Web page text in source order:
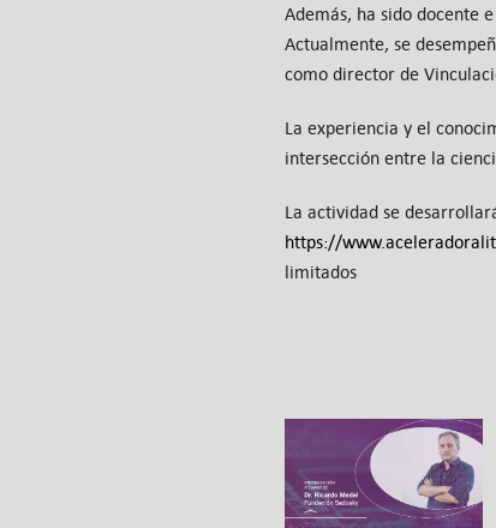
Además, ha sido docente
Actualmente, se
como director de
La experiencia y el
intersección entre la
La actividad se
https://
limitados